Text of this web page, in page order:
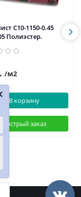
С10-1150-0.45
Полиэстер.
/м2
В корзину
Быстрый заказ